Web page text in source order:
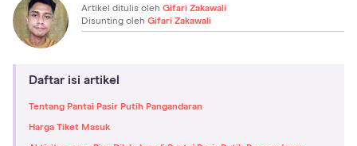
Artikel ditulis oleh Gifari Zakawali
Disunting oleh Gifari Zakawali
Daftar isi artikel
Tentang Pantai Pasir Putih Pangandaran
Harga Tiket Masuk